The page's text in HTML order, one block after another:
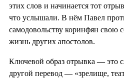
этих слов и начинается тот
что услышали. В нём Павел
самодовольству коринфян свою
жизнь других апостолов.
Ключевой образ отрывка — это
другой перевод — «зрелище,